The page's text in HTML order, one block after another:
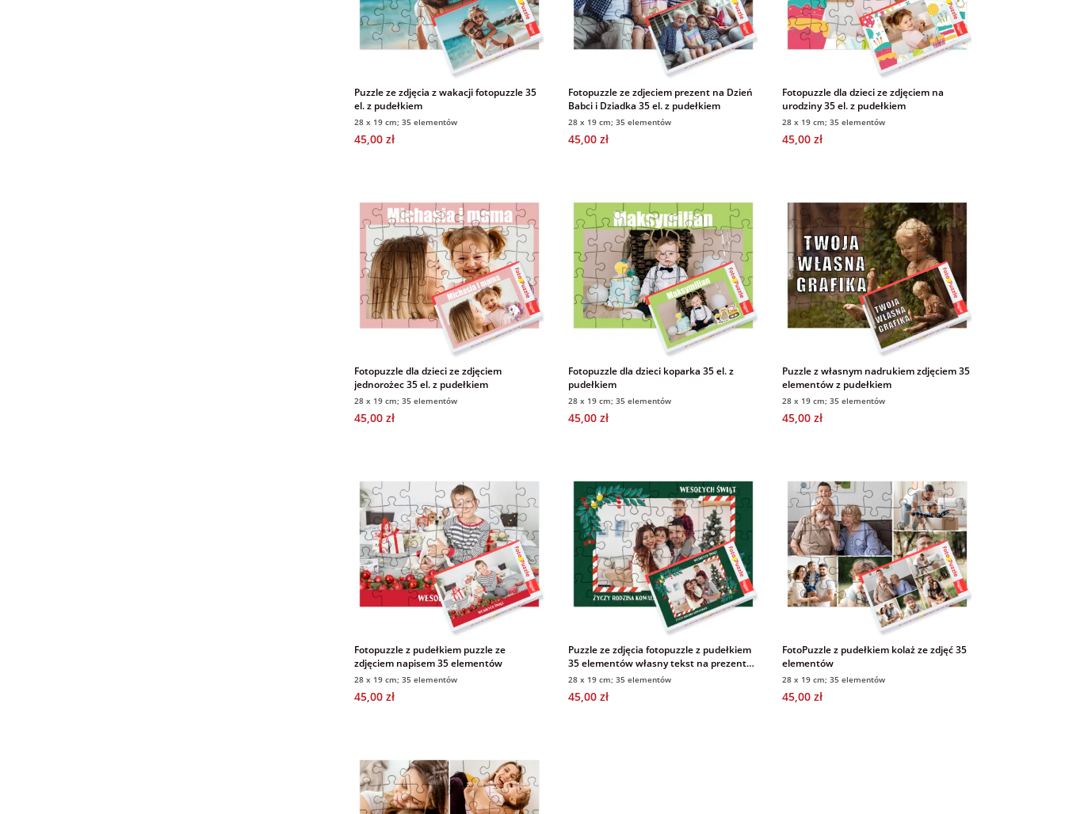
Puzzle ze zdjęcia z wakacji fotopuzzle 35
el. z pudełkiem
28 x 19 cm; 35 elementów
45,00 zł
Fotopuzzle ze zdjeciem prezent na Dzień
Babci i Dziadka 35 el. z pudełkiem
28 x 19 cm; 35 elementów
45,00 zł
Fotopuzzle dla dzieci ze zdjęciem na
urodziny 35 el. z pudełkiem
28 x 19 cm; 35 elementów
45,00 zł
Fotopuzzle dla dzieci ze zdjęciem
jednorożec 35 el. z pudełkiem
28 x 19 cm; 35 elementów
45,00 zł
Fotopuzzle dla dzieci koparka 35 el. z
pudełkiem
28 x 19 cm; 35 elementów
45,00 zł
Puzzle z własnym nadrukiem zdjęciem 35
elementów z pudełkiem
28 x 19 cm; 35 elementów
45,00 zł
Fotopuzzle z pudełkiem puzzle ze
zdjęciem napisem 35 elementów
28 x 19 cm; 35 elementów
45,00 zł
Puzzle ze zdjęcia fotopuzzle z pudełkiem
35 elementów własny tekst na prezent
świąteczny
28 x 19 cm; 35 elementów
45,00 zł
FotoPuzzle z pudełkiem kolaż ze zdjęć 35
elementów
28 x 19 cm; 35 elementów
45,00 zł